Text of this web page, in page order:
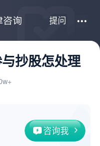
提问
抄股怎处理
咨询我